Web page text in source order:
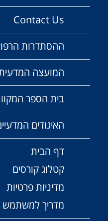
Contact Us
ההסתדרות
המועצה
בית הספר
האיגודים
דף הבית
קטלוג קורסים
מדיניות פרטיות
מדריך למשתמש